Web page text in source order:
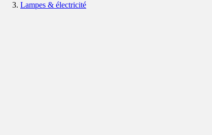
Lampes & électricité